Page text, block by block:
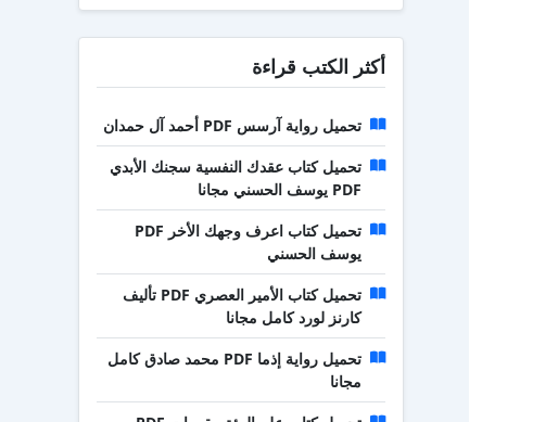
أكثر الكتب قراءة
تحميل رواية آرسس PDF أحمد آل حمدان
تحميل كتاب عقدك النفسية سجنك الأبدي
PDF يوسف الحسني مجانا
تحميل كتاب اعرف وجهك الأخر PDF
يوسف الحسني
تحميل كتاب الأمير العصري PDF تأليف
كارنز لورد كامل مجانا
تحميل رواية إذما PDF محمد صادق كامل
مجانا